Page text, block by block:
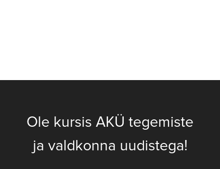
Ole kursis AKÜ tegemiste
ja valdkonna uudistega!